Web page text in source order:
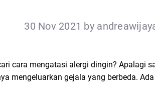
30 Nov 2021 by
cara mengatasi alergi dingin? Apalagi
mengeluarkan gejala yang berbeda.